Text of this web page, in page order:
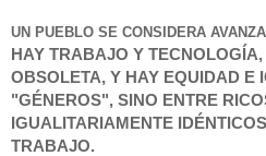
UN PUEBLO SE CONSIDERA
HAY TRABAJO Y
OBSOLETA, Y HAY EQUIDAD E
"GÉNEROS", SINO ENTRE
IGUALITARIAMENTE
TRABAJO.